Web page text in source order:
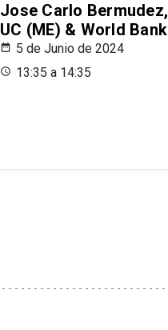
Jose Carlo Bermudez,
UC (ME) & World Bank
5 de Junio de 2024
13:35 a 14:35